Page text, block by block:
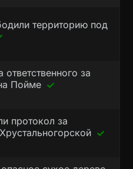
территорию под
за
Пойме
протокол за